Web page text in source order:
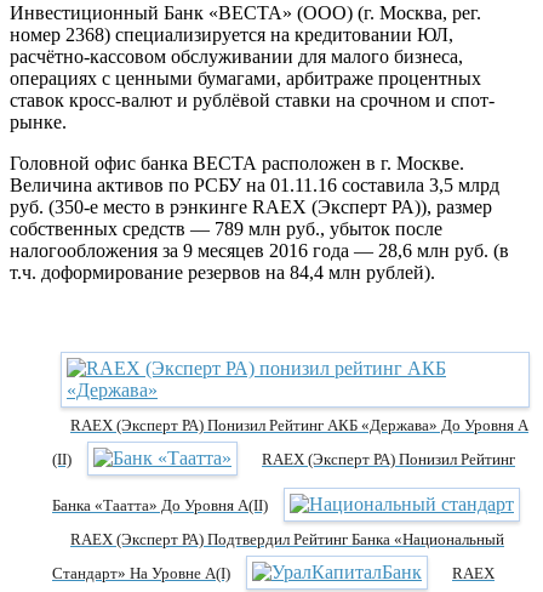
Инвестиционный Банк «ВЕСТА» (ООО) (г. Москва, рег.
номер 2368) специализируется на кредитовании ЮЛ,
расчётно-кассовом обслуживании для малого бизнеса,
операциях с ценными бумагами, арбитраже процентных
ставок кросс-валют и рублёвой ставки на срочном и спот-
рынке.
Головной офис банка ВЕСТА расположен в г. Москве.
Величина активов по РСБУ на 01.11.16 составила 3,5 млрд
руб. (350-е место в рэнкинге RAEX (Эксперт РА)), размер
собственных средств — 789 млн руб., убыток после
налогообложения за 9 месяцев 2016 года — 28,6 млн руб. (в
т.ч. доформирование резервов на 84,4 млн рублей).
RAEX (Эксперт РА) Понизил Рейтинг АКБ «Держава» До Уровня А
(II)
RAEX (Эксперт РА) Понизил Рейтинг
Банка «Таатта» До Уровня А(II)
RAEX (Эксперт РА) Подтвердил Рейтинг Банка «Национальный
Стандарт» На Уровне A(I)
RAEX